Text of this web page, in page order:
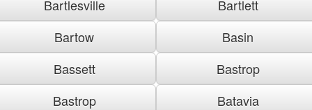
Bartlesville
Bartlett
Bartow
Basin
Bassett
Bastrop
Bastrop
Batavia